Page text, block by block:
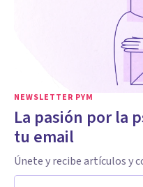
NEWSLETTER PYM
La pasión por la
tu email
Únete y recibe artículos y